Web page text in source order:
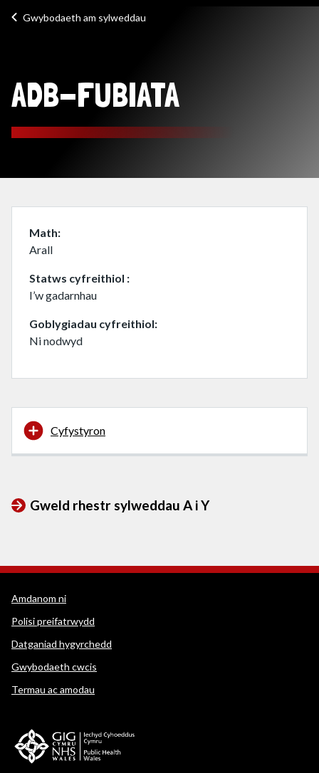
Gwybodaeth am sylweddau
ADB-FUBIATA
Math
Arall
Statws cyfreithiol
I’w gadarnhau
Goblygiadau cyfreithiol
Ni nodwyd
Cyfystyron
Gweld rhestr sylweddau A i Y
Dolenni cymorth WEDINOS
Amdanom ni
Polisi preifatrwydd
Datganiad hygyrchedd
Gwybodaeth cwcis
Termau ac amodau